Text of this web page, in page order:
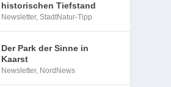
historischen Tiefstand
Newsletter,StadtNatur-Tipp
Der Park der Sinne in
Kaarst
Newsletter, NordNews